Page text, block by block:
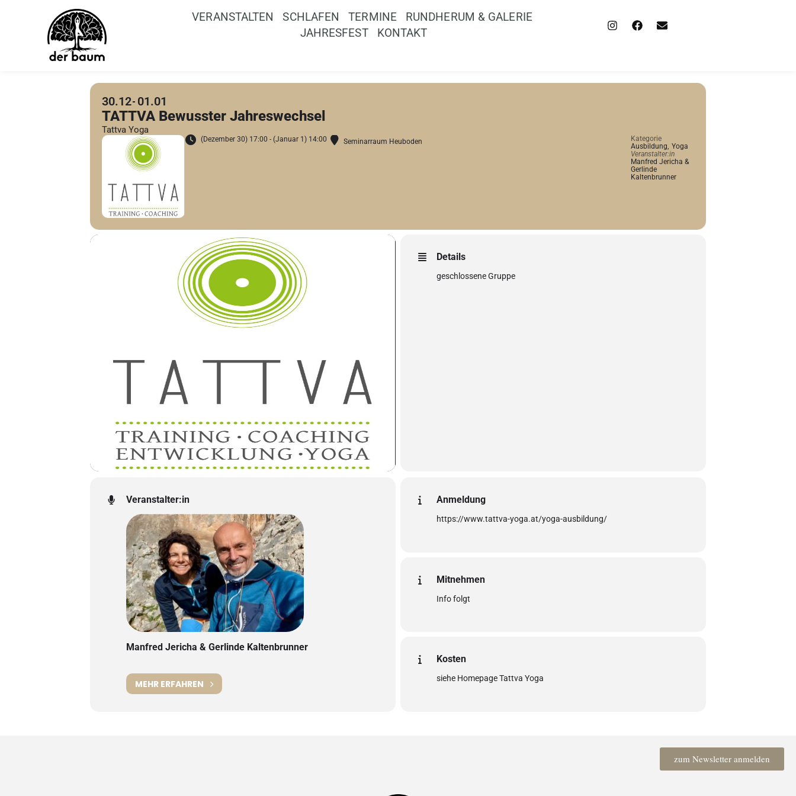
VERANSTALTEN SCHLAFEN TERMINE
RUNDHERUM & GALERIE
JAHRESFEST
KONTAKT
30.12 01.01
TATTVA Bewusster Jahreswechsel
Tattva Yoga
(Dezember 30) 17:00 - (Januar 1) 14:00 Seminarraum Heuboden
Kategorie
Ausbildung, Yoga
Veranstalter:in
Manfred Jericha &
Gerlinde
Kaltenbrunner
Details
geschlossene Gruppe
Veranstalter:in
Manfred Jericha & Gerlinde Kaltenbrunner
MEHR ERFAHREN
Anmeldung
https://www.tattva-yoga.at/yoga-ausbildung/
Mitnehmen
Info folgt
Kosten
siehe Homepage Tattva Yoga
zum Newsletter anmelden